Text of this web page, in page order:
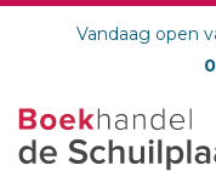
Vandaag open